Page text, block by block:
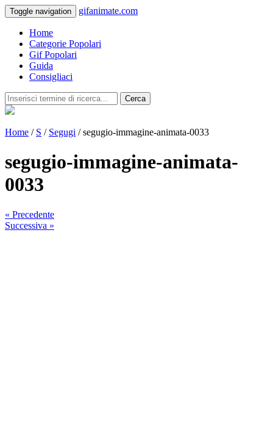
Toggle navigation gifanimate.com
Home
Categorie Popolari
Gif Popolari
Guida
Consigliaci
Cerca
Home / S / Segugi / segugio-immagine-animata-0033
segugio-immagine-animata-
0033
« Precedente
Successiva »